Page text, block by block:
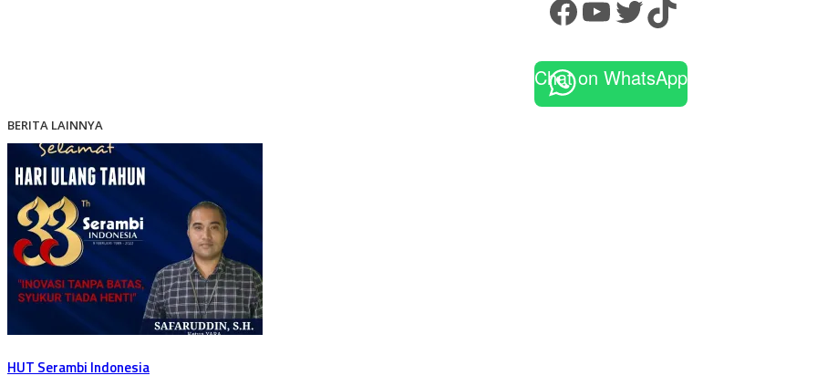
Facebook
YouTube
Twitter
TikTok
Chat on WhatsApp
BERITA LAINNYA
HUT Serambi Indonesia